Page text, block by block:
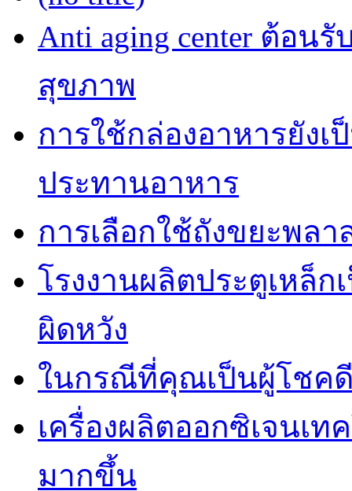
Anti aging center ต้อน
สุขภาพ
การใช้กล่องอาหารยังเ
ประทานอาหาร
การเลือกใช้ถังขยะพล
โรงงานผลิตประตูเหล็
ผิดหวัง
ในกรณีที่คุณเป็นผู้โชคดี
เครื่องผลิตออกซิเจนเ
มากขึ้น